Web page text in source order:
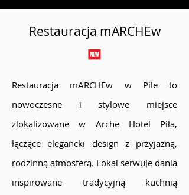
Restauracja mARCHEw
Restauracja mARCHEw w Pile to
nowoczesne i stylowe miejsce
zlokalizowane w Arche Hotel Piła,
łączące elegancki design z przyjazną,
rodzinną atmosferą. Lokal serwuje dania
inspirowane tradycyjną kuchnią